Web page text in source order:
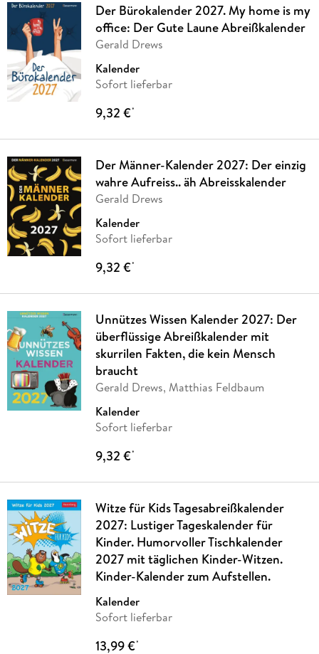
Der Bürokalender 2027. My home is my
office: Der Gute Laune Abreißkalender
Gerald Drews
Kalender
Sofort lieferbar
9,32 €*
Der Männer-Kalender 2027: Der einzig
wahre Aufreiss.. äh Abreisskalender
Gerald Drews
Kalender
Sofort lieferbar
9,32 €*
Unnützes Wissen Kalender 2027: Der
überflüssige Abreißkalender mit
skurrilen Fakten, die kein Mensch
braucht
Gerald Drews, Matthias Feldbaum
Kalender
Sofort lieferbar
9,32 €*
Witze für Kids Tagesabreißkalender
2027: Lustiger Tageskalender für
Kinder. Humorvoller Tischkalender
2027 mit täglichen Kinder-Witzen.
Kinder-Kalender zum Aufstellen.
Kalender
Sofort lieferbar
13,99 €*